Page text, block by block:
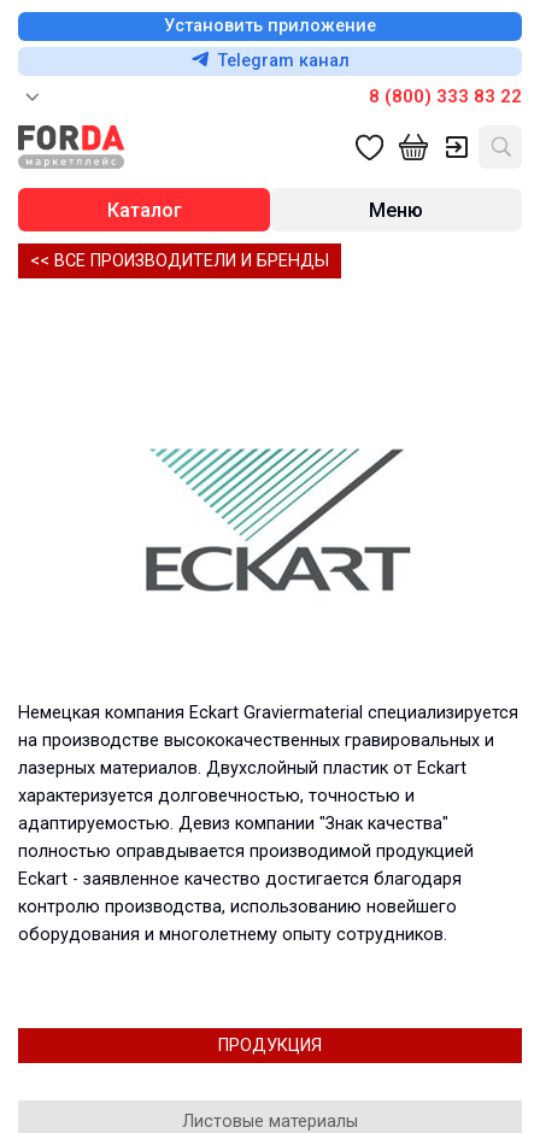
Установить приложение
Telegram канал
8 (800) 333 83 22
Каталог Меню
<< ВСЕ ПРОИЗВОДИТЕЛИ И БРЕНДЫ
Немецкая компания Eckart Graviermaterial специализируется
на производстве высококачественных гравировальных и
лазерных материалов. Двухслойный пластик от Eckart
характеризуется долговечностью, точностью и
адаптируемостью. Девиз компании "Знак качества"
полностью оправдывается производимой продукцией
Eckart - заявленное качество достигается благодаря
контролю производства, использованию новейшего
оборудования и многолетнему опыту сотрудников.
ПРОДУКЦИЯ
Листовые материалы